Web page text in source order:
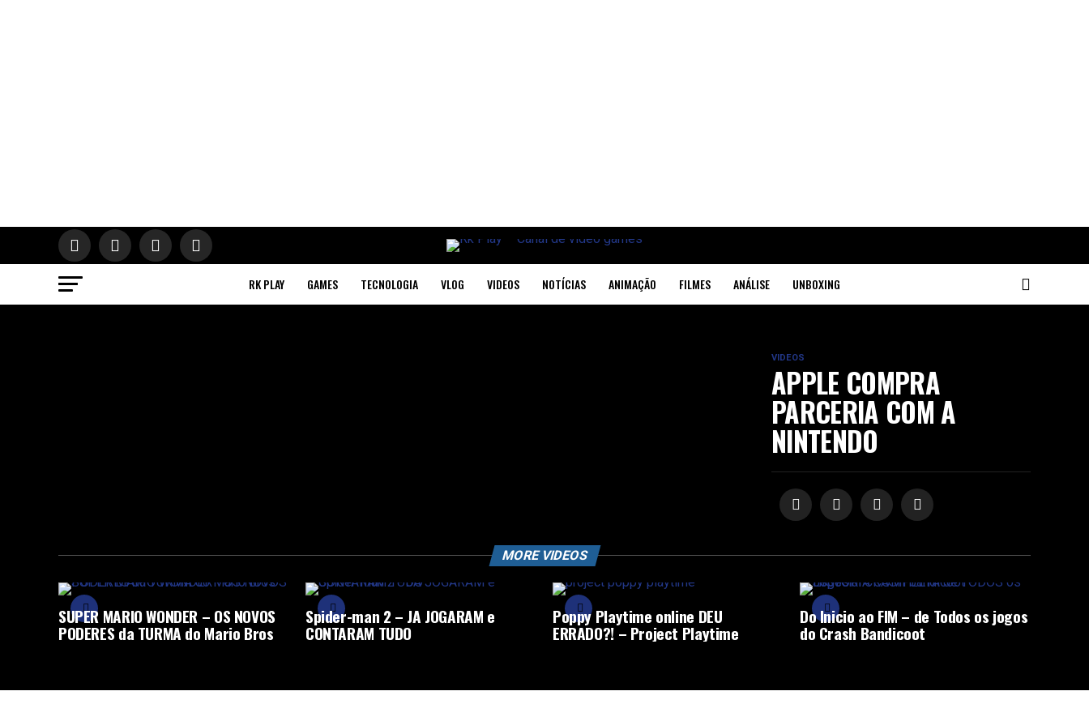
RK PLAY GAMES TECNOLOGIA VLOG VIDEOS NOTÍCIAS ANIMAÇÃO FILMES ANÁLISE UNBOXING
VIDEOS
APPLE COMPRA
PARCERIA COM A
NINTENDO
MORE VIDEOS
SUPER MARIO WONDER – OS NOVOS
PODERES da TURMA do Mario Bros
Spider-man 2 – JA JOGARAM e
CONTARAM TUDO
Poppy Playtime online DEU
ERRADO?! – Project Playtime
Do Inicio ao FIM – de Todos os jogos
do Crash Bandicoot